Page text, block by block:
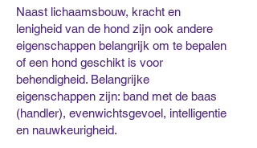
Naast lichaamsbouw, kracht en
lenigheid van de hond zijn ook andere
eigenschappen belangrijk om te bepalen
of een hond geschikt is voor
behendigheid. Belangrijke
eigenschappen zijn: band met de baas
(handler), evenwichtsgevoel, intelligentie
en nauwkeurigheid.